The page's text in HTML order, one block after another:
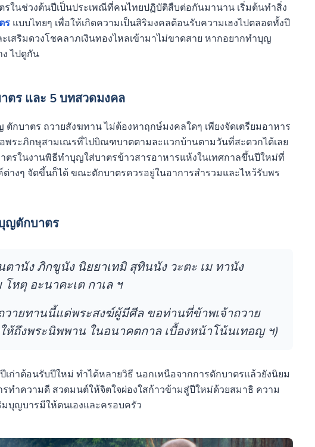
รในช่วงต้นปีเป็นประเพณีที่คนไทยปฏิบัติสืบต่อกันมานาน เริ่มต้นทำสิ่ง
รแบบไทยๆ เพื่อให้เกิดความเป็นสิริมงคลต้อนรับความเฮงไปตลอดทั้งปี
เสริมดวงโชคลาภเงินทองไหลเข้ามาไม่ขาดสาย หากอยากทำบุญ
ง ไปดูกัน
ตร และ 5 บทสวดมงคล
ตักบาตร ถวายสังฆทาน ไม่ต้องหาฤกษ์มงคลใดๆ เพียงจัดเตรียมอาหาร
พระภิกษุสามเณรที่ไปบิณฑบาตตามละแวกบ้านตามวันที่สะดวกได้เลย
ตรในงานพิธีทำบุญใส่บาตรข้าวสารอาหารแห้งในเทศกาลขึ้นปีใหม่ที่
างๆ จัดขึ้นก็ได้ ขณะตักบาตรควรอยู่ในอาการสำรวมและไหว้รับพร
ญตักบาตร
ตานัง ภิกขูนัง นิยยาเทมิ สุทินนัง วะตะ เม ทานัง
หตุ อะนาคะเต กาเล ฯ
วายทานนี้แด่พระสงฆ์ผู้มีศีล ขอท่านที่ข้าพเจ้าถวาย
ห้ถึงพระนิพพาน ในอนาคตกาล เบื้องหน้าโน้นเทอญ ฯ)
ก่าต้อนรับปีใหม่ ทำได้หลายวิธี นอกเหนือจากการตักบาตรแล้วยังนิยม
ทำความดี สวดมนต์ให้จิตใจผ่องใสก้าวข้ามสู่ปีใหม่ด้วยสมาธิ ความ
มบุญบารมีให้ตนเองและครอบครัว